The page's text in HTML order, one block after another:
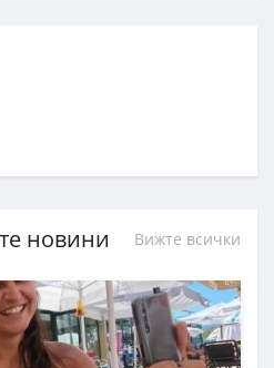
новини Вижте всички